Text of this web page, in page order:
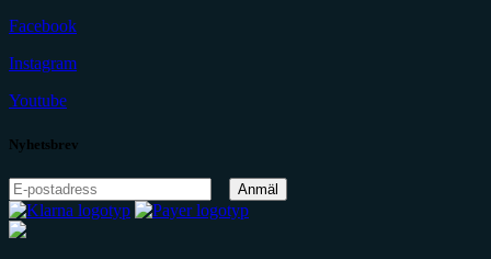
Facebook
Instagram
Youtube
Nyhetsbrev
Anmäl